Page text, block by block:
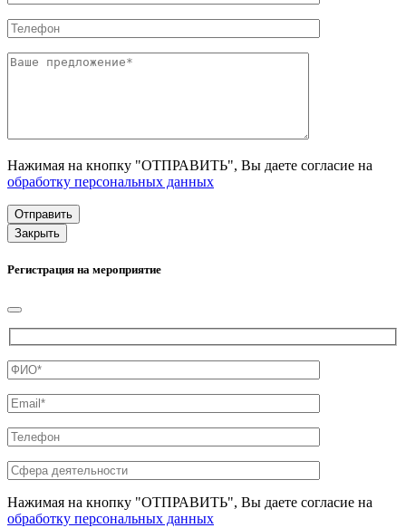
Нажимая на кнопку "ОТПРАВИТЬ", Вы даете согласие на
обработку персональных данных
Закрыть
Регистрация на мероприятие
Нажимая на кнопку "ОТПРАВИТЬ", Вы даете согласие на
обработку персональных данных